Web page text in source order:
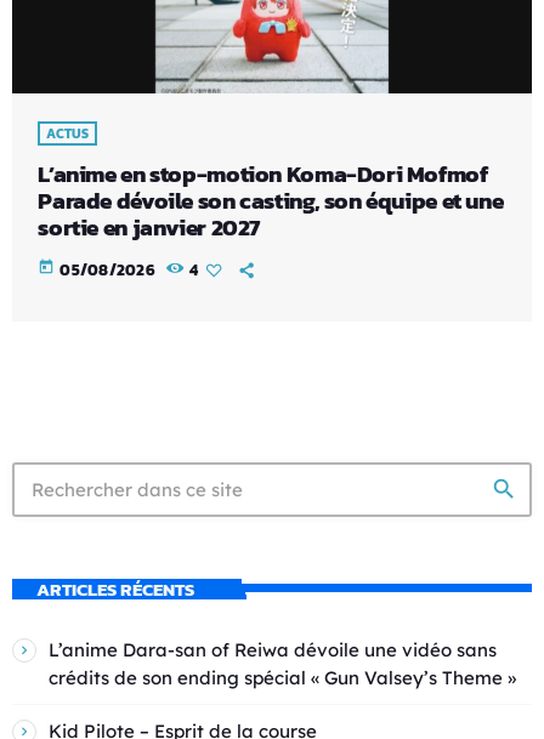
ACTUS
L’anime en stop-motion Koma-Dori Mofmof
Parade dévoile son casting, son équipe et une
sortie en janvier 2027
today 05/08/2026 4
search
ARTICLES RÉCENTS
L’anime Dara-san of Reiwa dévoile une vidéo sans
crédits de son ending spécial « Gun Valsey’s Theme »
Kid Pilote – Esprit de la course